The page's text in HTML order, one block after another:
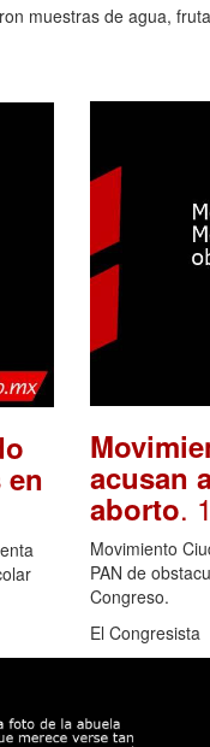
muestras de agua,
acusan
aborto.
Movimiento
PAN de
Congreso.
El Congresista